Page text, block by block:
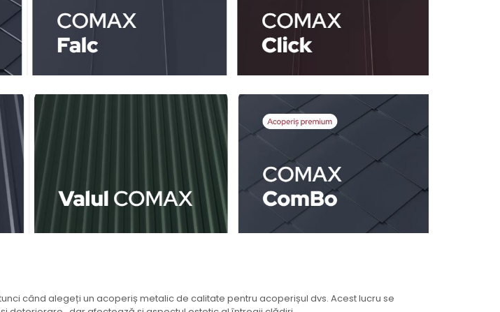
când alegeți un acoperiș metalic de calitate pentru acoperișul dvs. Acest lucru se